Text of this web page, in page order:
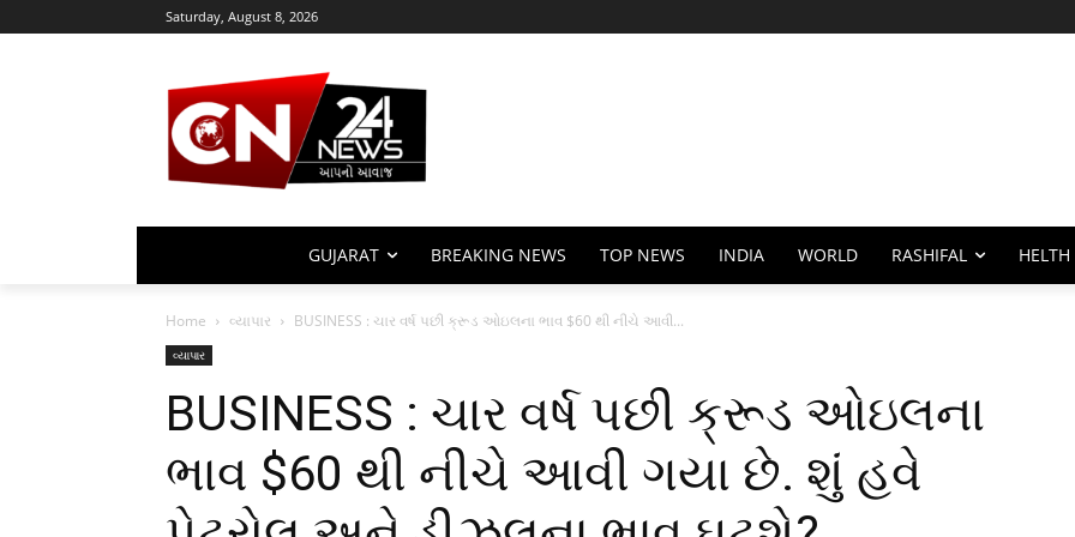
Saturday, August 8, 2026
GUJARAT BREAKING NEWS TOP NEWS INDIA WORLD RASHIFAL HELTH
Home વ્યાપાર BUSINESS : ચાર વર્ષ પછી ક્રૂડ ઓઇલના ભાવ $60 થી નીચે આવી...
વ્યાપાર
BUSINESS : ચાર વર્ષ પછી ક્રૂડ ઓઇલના
ભાવ $60 થી નીચે આવી ગયા છે. શું હવે